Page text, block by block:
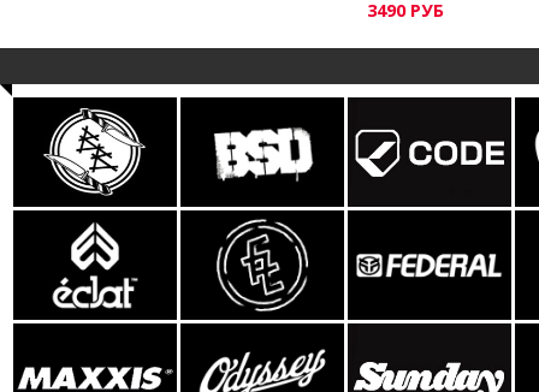
3490 РУБ